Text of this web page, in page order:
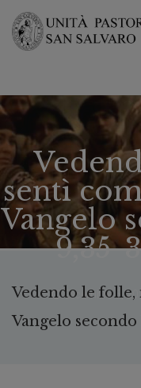
sentì
Vangelo
9,35-
Dicembre 5,
Vedendo le folle,
Vangelo secondo